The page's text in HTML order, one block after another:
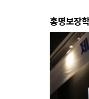
홍명보장